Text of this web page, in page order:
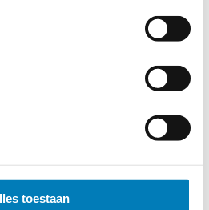
toestaan
type BL42